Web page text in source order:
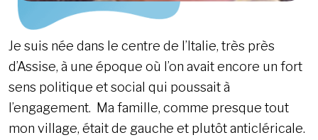
Je suis née dans le centre de l’Italie, très près
d’Assise, à une époque où l’on avait encore un fort
sens politique et social qui poussait à
l’engagement. Ma famille, comme presque tout
mon village, était de gauche et plutôt anticléricale.